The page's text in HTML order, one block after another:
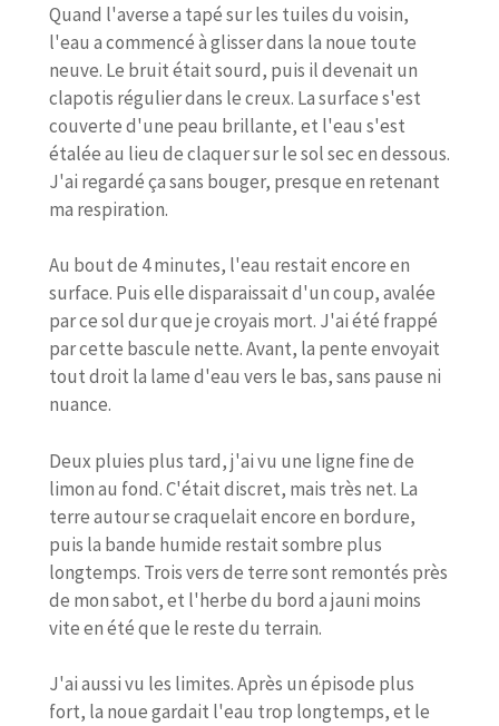
Quand l'averse a tapé sur les tuiles du voisin,
l'eau a commencé à glisser dans la noue toute
neuve. Le bruit était sourd, puis il devenait un
clapotis régulier dans le creux. La surface s'est
couverte d'une peau brillante, et l'eau s'est
étalée au lieu de claquer sur le sol sec en dessous.
J'ai regardé ça sans bouger, presque en retenant
ma respiration.
Au bout de 4 minutes, l'eau restait encore en
surface. Puis elle disparaissait d'un coup, avalée
par ce sol dur que je croyais mort. J'ai été frappé
par cette bascule nette. Avant, la pente envoyait
tout droit la lame d'eau vers le bas, sans pause ni
nuance.
Deux pluies plus tard, j'ai vu une ligne fine de
limon au fond. C'était discret, mais très net. La
terre autour se craquelait encore en bordure,
puis la bande humide restait sombre plus
longtemps. Trois vers de terre sont remontés près
de mon sabot, et l'herbe du bord a jauni moins
vite en été que le reste du terrain.
J'ai aussi vu les limites. Après un épisode plus
fort, la noue gardait l'eau trop longtemps, et le